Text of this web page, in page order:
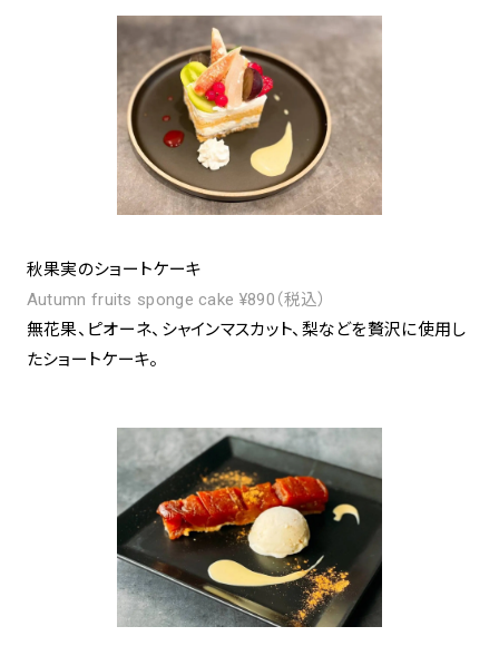
秋果実のショートケーキ
Autumn fruits sponge cake ¥890（税込）
無花果、ピオーネ、シャインマスカット、梨などを贅沢に使用し
たショートケーキ。